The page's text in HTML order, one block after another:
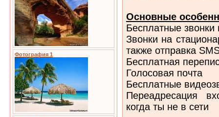
Фотография 1
Основные
Бесплатные
Звонки на
также отправка
Бесплатная
Голосовая почта
Бесплатные
Переадресация
когда ты не в сети